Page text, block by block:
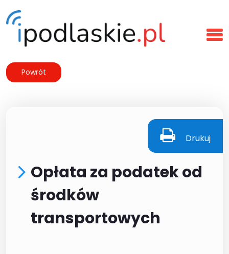
Powrót
Drukuj
Opłata za podatek od
środków
transportowych